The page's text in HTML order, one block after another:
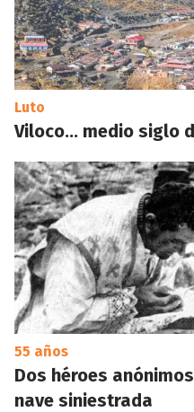
Luto
Viloco... medio siglo
55 años
Dos héroes
nave siniestrada